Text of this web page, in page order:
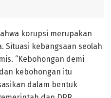
korupsi merupakan
Situasi kebangsaan seolah
“Kebohongan demi
kebohongan itu
dalam bentuk